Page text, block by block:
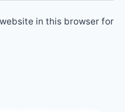
in this browser for